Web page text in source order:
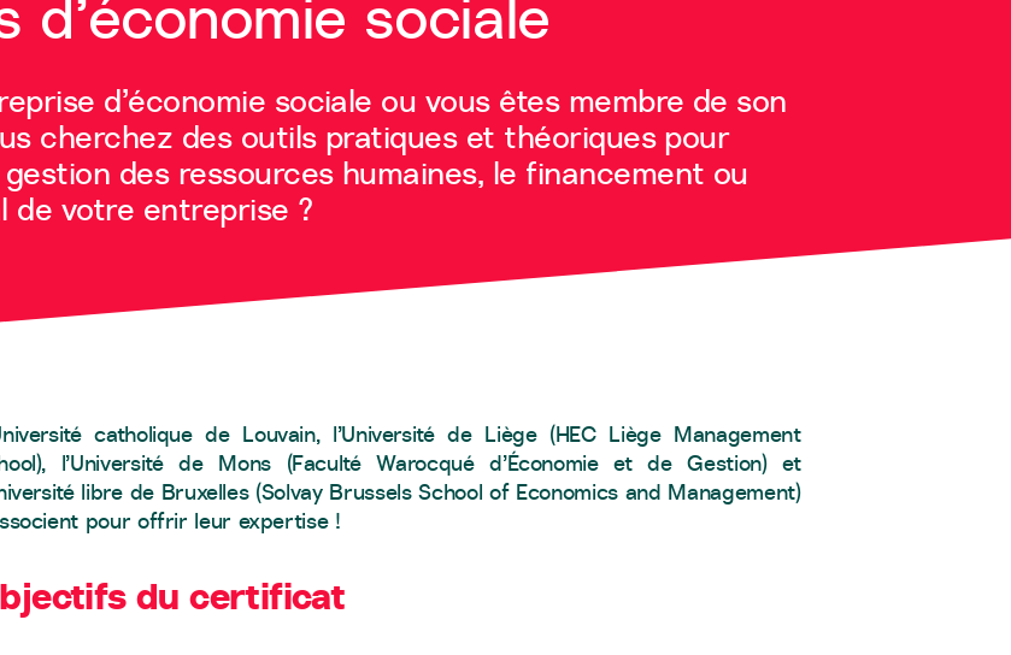
sociale
d’économie sociale ou vous êtes membre de son
cherchez des outils pratiques et théoriques pour
des ressources humaines, le financement ou
de votre entreprise ?
catholique de Louvain, l’Université de Liège (HEC Liège Management
l’Université de Mons (Faculté Warocqué d’Économie et de Gestion) et
libre de Bruxelles (Solvay Brussels School of Economics and Management)
pour offrir leur expertise !
du certificat